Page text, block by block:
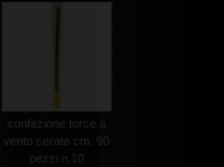
confezione torce a
vento cerate cm. 90
pezzi n.10